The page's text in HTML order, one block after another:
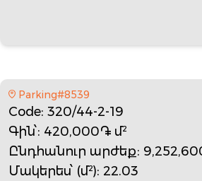
Parking#8539
Code: 320/44-2-19
Գին՝: 420,000֏ մ²
Ընդհանուր արժեք:
Մակերես՝ (մ²): 22.03